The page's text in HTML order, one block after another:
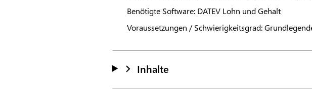
Benötigte Software: DATEVLohn und Gehalt
Voraussetzungen / Schwierigkeitsgrad:
Inhalte